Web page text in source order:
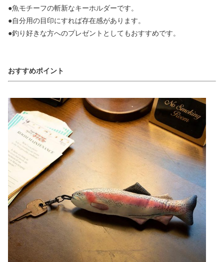
●魚モチーフの斬新なキーホルダーです。
●自分用の目印にすれば存在感があります。
●釣り好きな方へのプレゼントとしてもおすすめです。
おすすめポイント